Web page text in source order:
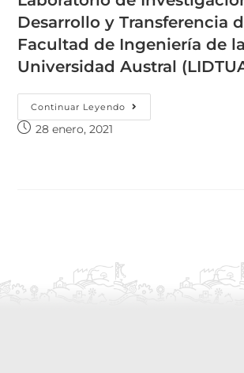
Desarrollo y Transferencia
Facultad de Ingeniería de la
Universidad Austral
Continuar Leyendo
28 enero, 2021